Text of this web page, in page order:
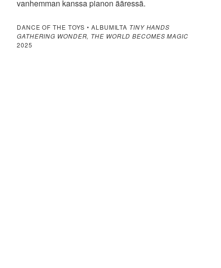
vanhemman kanssa pianon ääressä.
DANCE OF THE TOYS • ALBUMILTA TINY HANDS
GATHERING WONDER, THE WORLD BECOMES MAGIC
2025